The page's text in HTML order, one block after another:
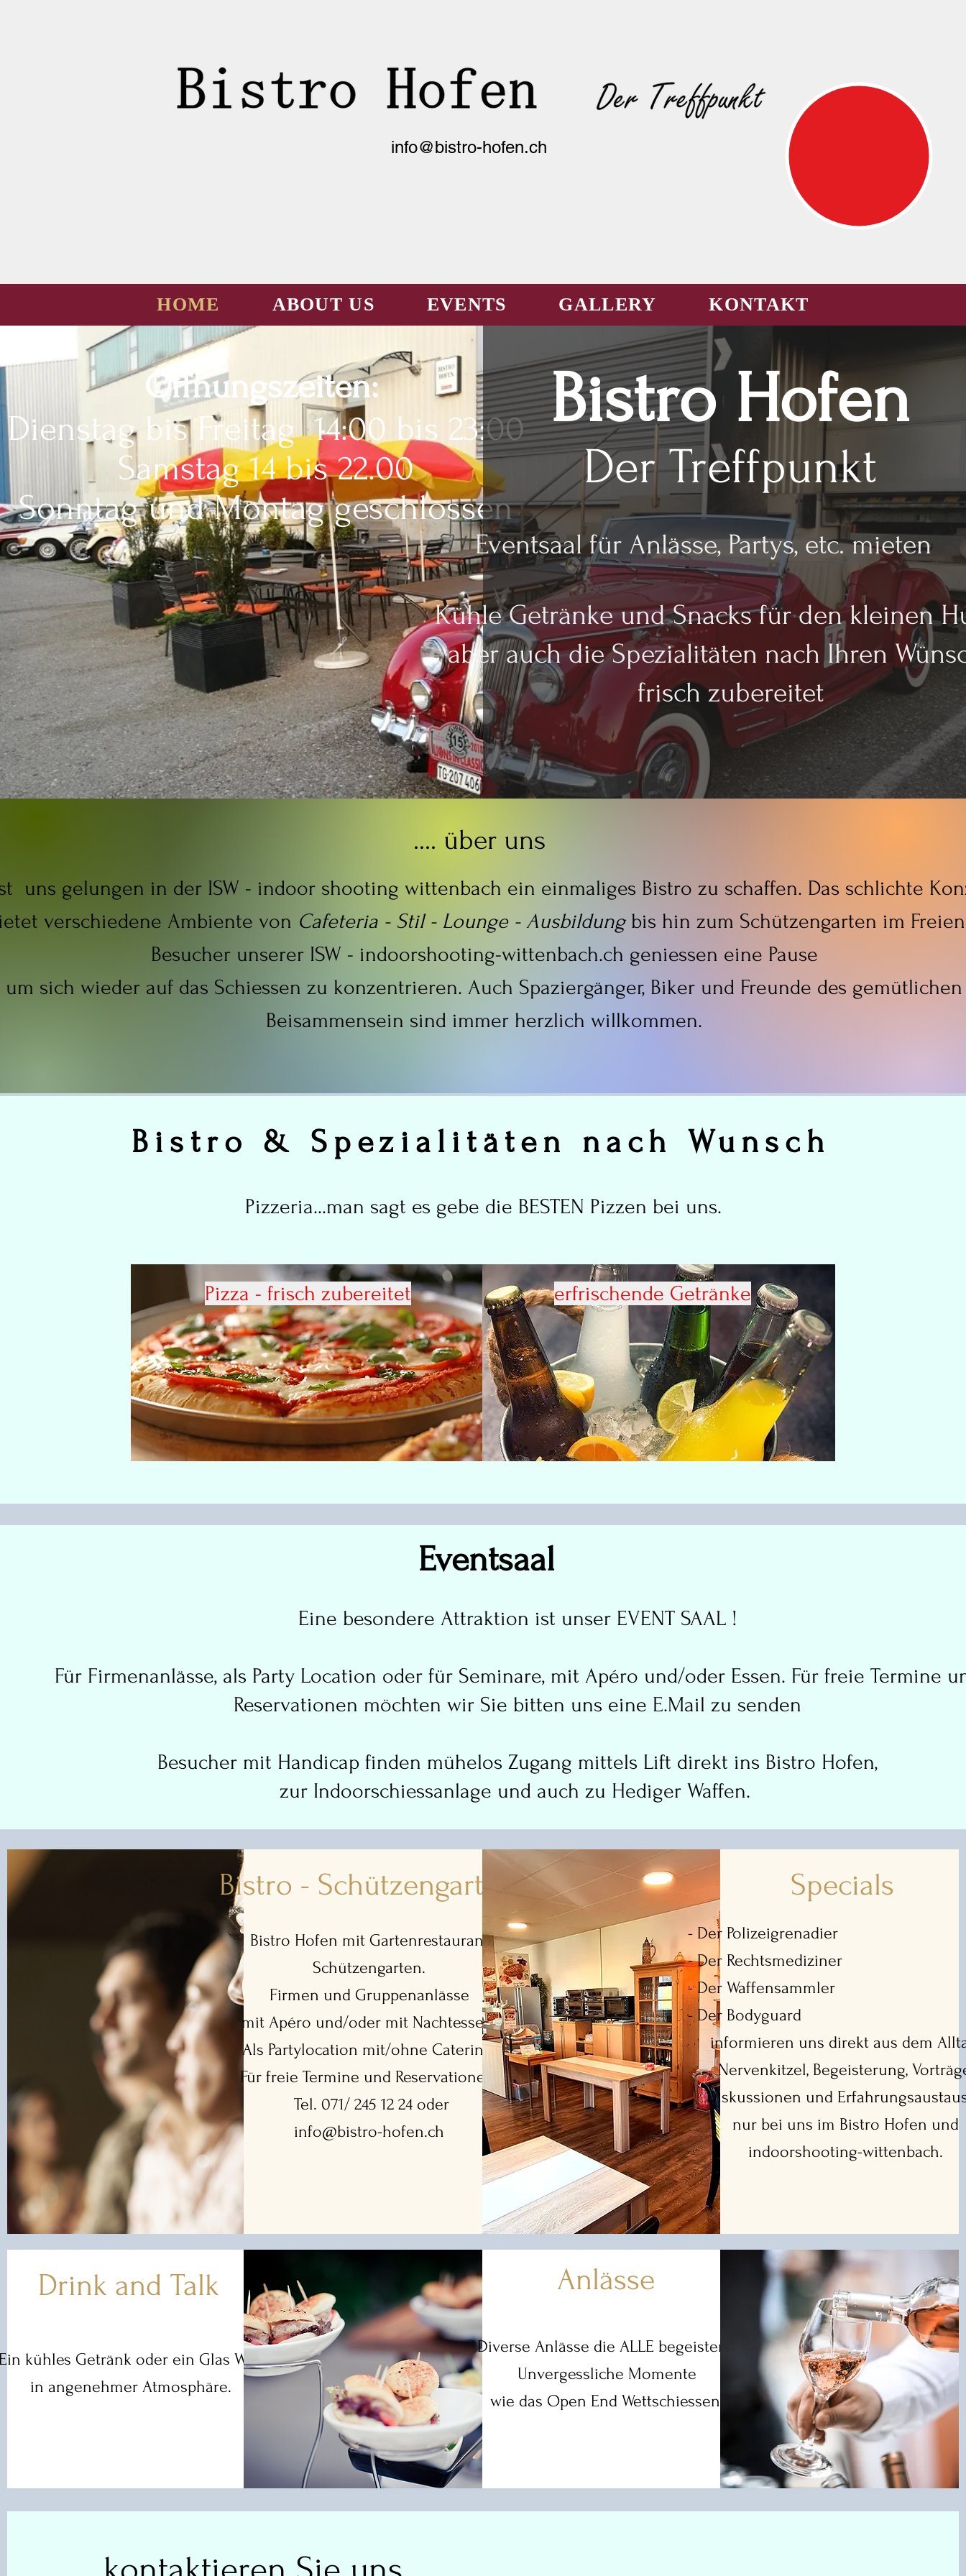
info@bistro-hofen.ch
HOME ABOUT US EVENTS GALLERY KONTAKT
Öffnungszeiten:
Dienstag bis Freitag 14:00 bis 23:00
Samstag 14 bis 22.00
Sonntag und Montag geschlossen
Bistro Hofen
Der Treffpunkt
Eventsaal für Anlässe, Partys, etc. mieten
Kühle Getränke und Snacks für den kleinen
aber auch die Spezialitäten nach Ihren
frisch zubereitet
.... über uns
uns gelungen in der ISW - indoor shooting wittenbach ein einmaliges Bistro zu schaffen. Das schlichte
verschiedene Ambiente von Cafeteria - Stil - Lounge - Ausbildungbis hin zum Schützengarten im
Besucher unserer ISW - indoorshooting-wittenbach.ch geniessen eine Pause
um sich wieder auf das Schiessen zu konzentrieren. Auch Spaziergänger, Biker und Freunde des gemütlichen
Beisammensein sind immer herzlich willkommen.
Bistro & Spezialitäten nach Wunsch
Pizzeria...man sagt es gebe die BESTEN Pizzen bei uns.
Pizza - frisch zubereitet erfrischende Getränke
Eventsaal
Eine besondere Attraktion ist unser EVENT SAAL !
Für Firmenanlässe, als Party Location oder für Seminare, mit Apéro und/oder Essen. Für freie Termine
Reservationen möchten wir Sie bitten uns eine E.Mail zu senden
Besucher mit Handicap finden mühelos Zugang mittels Lift direkt ins Bistro Hofen,
zur Indoorschiessanlage und auch zu Hediger Waffen.
Bistro - Schützengarten
Bistro Hofen mit Gartenrestaurant
Schützengarten.
Firmen und Gruppenanlässe
mit Apéro und/oder mit Nachtessen.
Als Partylocation mit/ohne Catering.
Für freie Termine und Reservationen
Tel. 071/ 245 12 24 oder
info@bistro-hofen.ch
- Der Polizeigrenadier
- Der Rechtsmediziner
- Der Waffensammler
- Der Bodyguard
informieren uns direkt aus dem
Nervenkitzel, Begeisterung,
Diskussionen und
nur bei uns im Bistro Hofen und
indoorshooting-wittenbach.
Specials
Drink and Talk
kühles Getränk oder ein Glas Wein
in angenehmer Atmosphäre.
Anlässe
Diverse Anlässe die ALLE begeistern.
Unvergessliche Momente
wie das Open End Wettschiessen!